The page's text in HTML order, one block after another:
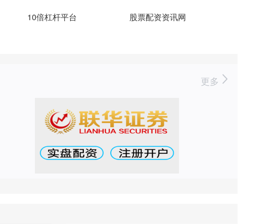
10倍杠杆平台 股票配资资讯网
更多